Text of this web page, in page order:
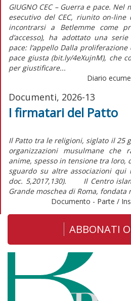
GIUGNO CEC – Guerra e pace.
esecutivo del CEC, riunito on-line
incontrarsi a Betlemme come
d’accesso), ha adottato una
pace: l’appello Dalla
pace giusta (bit.ly/4eXujnM), che
per giustificare...
Diario
Documenti, 2026-13
I firmatari del Patto
Il Patto tra le religioni, siglato il 25
organizzazioni musulmane che
anime, spesso in tensione tra loro,
sguardo su altre associazioni qui
doc. 5,2017,130). Il Centro
Grande moschea di Roma, fondata
Documento - Parte /
ABBONATI